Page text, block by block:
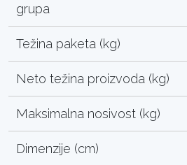
grupa
Težina paketa (kg)
Neto težina proizvoda (kg)
Maksimalna nosivost (kg)
Dimenzije (cm)